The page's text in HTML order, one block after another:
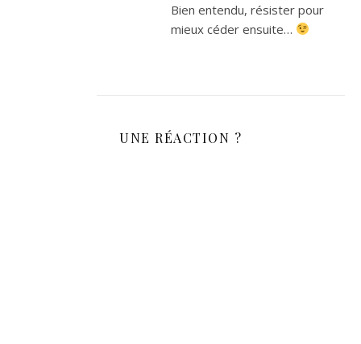
Bien entendu, résister pour
mieux céder ensuite…
UNE RÉACTION ?